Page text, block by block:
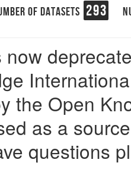
of datasets 293
the Open
as a
questions